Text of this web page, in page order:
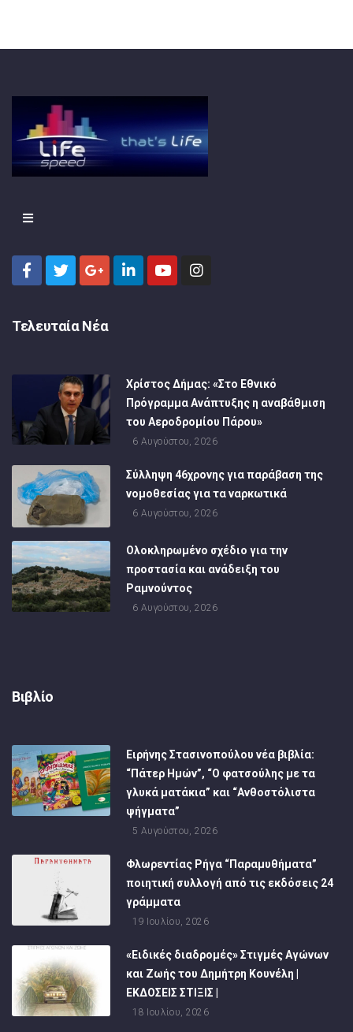
Τελευταία Νέα
Χρίστος Δήμας: «Στο Εθνικό
Πρόγραμμα Ανάπτυξης η αναβάθμιση
του Αεροδρομίου Πάρου»
6 Αυγούστου, 2026
Σύλληψη 46χρονης για παράβαση της
νομοθεσίας για τα ναρκωτικά
6 Αυγούστου, 2026
Ολοκληρωμένο σχέδιο για την
προστασία και ανάδειξη του
Ραμνούντος
6 Αυγούστου, 2026
Βιβλίο
Ειρήνης Στασινοπούλου νέα βιβλία:
“Πάτερ Ημών”, “Ο φατσούλης με τα
γλυκά ματάκια” και “Ανθοστόλιστα
ψήγματα”
5 Αυγούστου, 2026
Φλωρεντίας Ρήγα “Παραμυθήματα”
ποιητική συλλογή από τις εκδόσεις 24
γράμματα
19 Ιουλίου, 2026
«Ειδικές διαδρομές» Στιγμές Αγώνων
και Ζωής του Δημήτρη Κουνέλη |
ΕΚΔΟΣΕΙΣ ΣΤΙΞΙΣ |
18 Ιουλίου, 2026